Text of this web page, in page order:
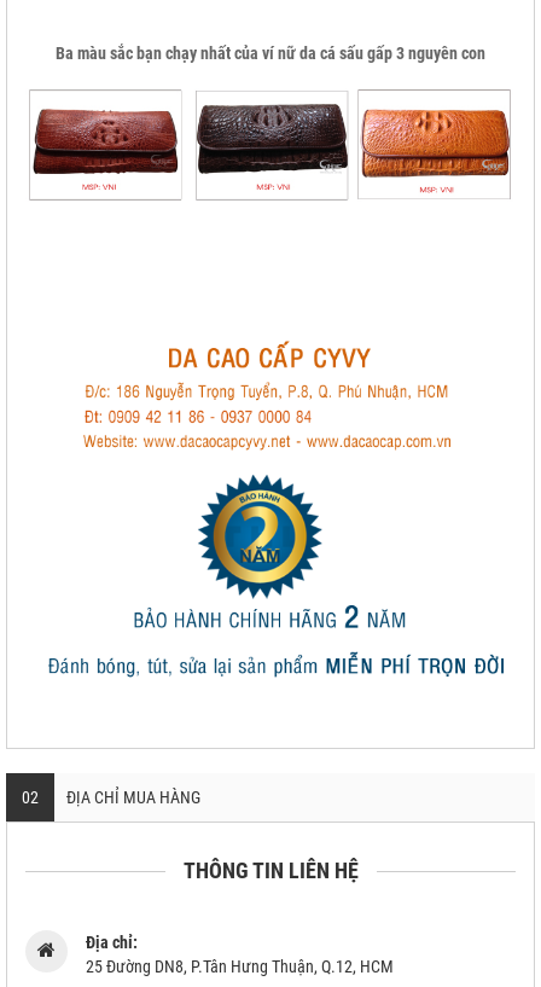
Ba màu sắc bạn chạy nhất của ví nữ da cá sấu gấp 3 nguyên con
02 ĐỊA CHỈ MUA HÀNG
THÔNG TIN LIÊN HỆ
Địa chỉ:
25 Đường DN8, P.Tân Hưng Thuận, Q.12, HCM